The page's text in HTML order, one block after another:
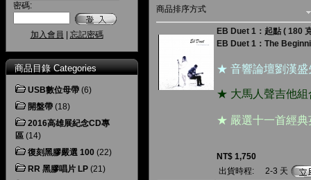
密碼:
加入會員 忘記密碼
商品目錄 Categories
USB數位母帶 (6)
開盤帶 (18)
2016高雄展紀念CD專
區 (14)
復刻黑膠嚴選 100 (22)
RR 黑膠唱片 LP (21)
商品排序方式
EB Duet 1：起點 ( 180
EB Duet 1：The
★ 音響論壇劉漢盛
★ 大馬人聲吉他組
★ 嚴選十一首經典
NT$ 1,750
出貨時程:
2-3 天